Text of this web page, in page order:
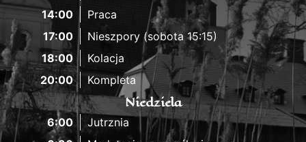
14:00
Praca
17:00
Nieszpory (sobota 15:15)
18:00
Kolacja
20:00
Kompleta
Niedziela
6:00
Jutrznia